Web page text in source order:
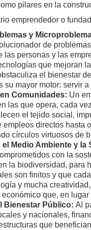
pilares en la
emprendedor o
y
de
las personas y las
que mejoran
el bienestar
su mayor motor: servir
Comunidades: Un
las que opera, cada
el tejido social,
empleos directos hasta
círculos virtuosos de
Medio Ambiente y la
con la
la biodiversidad, para
son finitos y que
y mucha
que, en
Bienestar Público: Al
y nacionales,
que